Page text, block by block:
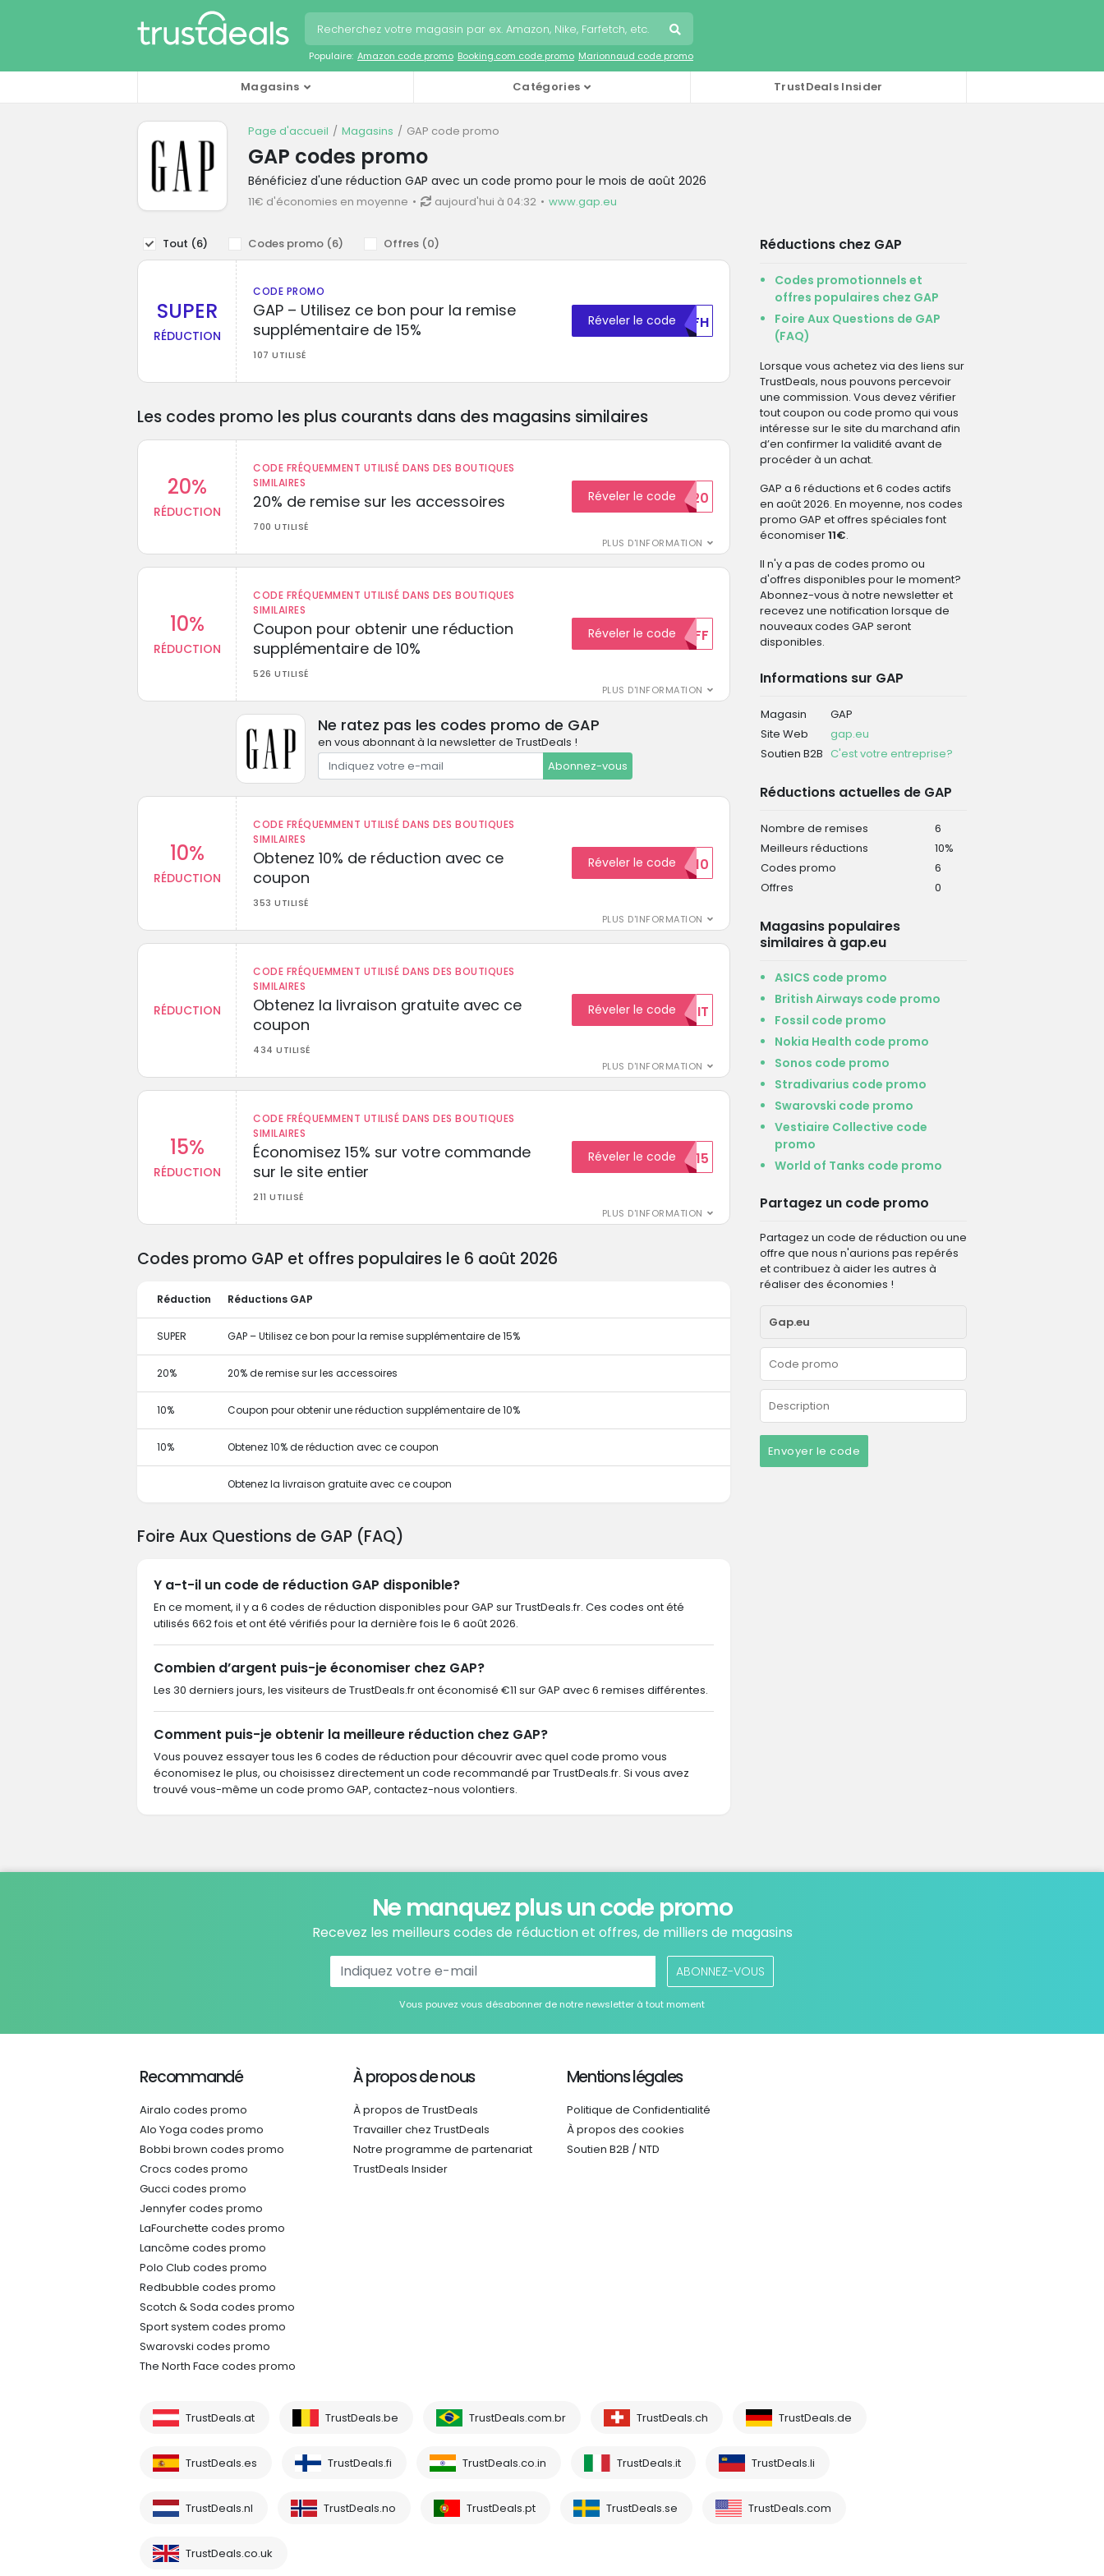
Populaire: Amazon code promo Booking.com code promo Marionnaud code promo
Magasins Catégories TrustDeals Insider
Page d'accueil Magasins GAP code promo
GAP codes promo
Bénéficiez d'une réduction GAP avec un code promo pour le mois de août 2026
11€ d'économies en moyenne aujourd'hui à 04:32 www.gap.eu
Tout (6) Codes promo (6) Offres (0)
SUPER
RÉDUCTION
CODE PROMO
GAP – Utilisez ce bon pour la remise
supplémentaire de 15%
107 UTILISÉ
Réveler le code UEFH
Les codes promo les plus courants dans des magasins similaires
20%
RÉDUCTION
CODE FRÉQUEMMENT UTILISÉ DANS DES BOUTIQUES
SIMILAIRES
20% de remise sur les accessoires
700 UTILISÉ
PLUS D'INFORMATION
Réveler le code
BIENVENUE20
10%
RÉDUCTION
CODE FRÉQUEMMENT UTILISÉ DANS DES BOUTIQUES
SIMILAIRES
Coupon pour obtenir une réduction
supplémentaire de 10%
526 UTILISÉ
PLUS D'INFORMATION
Réveler le code10%OFF
Ne ratez pas les codes promo de GAP
en vous abonnant à la newsletter de TrustDeals !
Abonnez-vous
10%
RÉDUCTION
CODE FRÉQUEMMENT UTILISÉ DANS DES BOUTIQUES
SIMILAIRES
Obtenez 10% de réduction avec ce
coupon
353 UTILISÉ
PLUS D'INFORMATION
Réveler le code
REDUCTION10
RÉDUCTION
CODE FRÉQUEMMENT UTILISÉ DANS DES BOUTIQUES
SIMILAIRES
Obtenez la livraison gratuite avec ce
coupon
434 UTILISÉ
PLUS D'INFORMATION
Réveler le codeGRATUIT
15%
RÉDUCTION
CODE FRÉQUEMMENT UTILISÉ DANS DES BOUTIQUES
SIMILAIRES
Économisez 15% sur votre commande
sur le site entier
211 UTILISÉ
PLUS D'INFORMATION
Réveler le codeECON15
Réductions chez GAP
Codes promotionnels et
offres populaires chez GAP
Foire Aux Questions de GAP
(FAQ)
Lorsque vous achetez via des liens sur
TrustDeals, nous pouvons percevoir
une commission. Vous devez vérifier
tout coupon ou code promo qui vous
intéresse sur le site du marchand afin
d’en confirmer la validité avant de
procéder à un achat.
GAP a 6 réductions et 6 codes actifs
en août 2026. En moyenne, nos codes
promo GAP et offres spéciales font
économiser11€.
Il n'y a pas de codes promo ou
d'offres disponibles pour le moment?
Abonnez-vous à notre newsletter et
recevez une notification lorsque de
nouveaux codes GAP seront
disponibles.
Informations sur GAP
Magasin
GAP
Site Web
gap.eu
Soutien B2B C'est votre entreprise?
Réductions actuelles de GAP
Nombre de remises
6
Meilleurs réductions
10%
Codes promo
6
Offres
0
Magasins populaires
similaires à gap.eu
ASICS code promo
British Airways code promo
Fossil code promo
Nokia Health code promo
Sonos code promo
Stradivarius code promo
Swarovski code promo
Vestiaire Collective code
promo
World of Tanks code promo
Partagez un code promo
Partagez un code de réduction ou une
offre que nous n'aurions pas repérés
et contribuez à aider les autres à
réaliser des économies !
Envoyer le code
Codes promo GAP et offres populaires le 6 août 2026
Réduction Réductions GAP
SUPER GAP – Utilisez ce bon pour la remise supplémentaire de 15%
20% 20% de remise sur les accessoires
10% Coupon pour obtenir une réduction supplémentaire de 10%
10% Obtenez 10% de réduction avec ce coupon
Obtenez la livraison gratuite avec ce coupon
Foire Aux Questions de GAP (FAQ)
Y a-t-il un code de réduction GAP disponible?
En ce moment, il y a 6 codes de réduction disponibles pour GAP sur TrustDeals.fr. Ces codes ont été
utilisés 662 fois et ont été vérifiés pour la dernière fois le 6 août 2026.
Combien d’argent puis-je économiser chez GAP?
Les 30 derniers jours, les visiteurs de TrustDeals.fr ont économisé €11 sur GAP avec 6 remises différentes.
Comment puis-je obtenir la meilleure réduction chez GAP?
Vous pouvez essayer tous les 6 codes de réduction pour découvrir avec quel code promo vous
économisez le plus, ou choisissez directement un code recommandé par TrustDeals.fr. Si vous avez
trouvé vous-même un code promo GAP, contactez-nous volontiers.
Ne manquez plus un code promo
Recevez les meilleurs codes de réduction et offres, de milliers de magasins
ABONNEZ-VOUS
Vous pouvez vous désabonner de notre newsletter à tout moment
Recommandé
Airalo codes promo
Alo Yoga codes promo
Bobbi brown codes promo
Crocs codes promo
Gucci codes promo
Jennyfer codes promo
LaFourchette codes promo
Lancôme codes promo
Polo Club codes promo
Redbubble codes promo
Scotch & Soda codes promo
Sport system codes promo
Swarovski codes promo
The North Face codes promo
À propos de nous
À propos de TrustDeals
Travailler chez TrustDeals
Notre programme de partenariat
TrustDeals Insider
Mentions légales
Politique de Confidentialité
À propos des cookies
Soutien B2B / NTD
TrustDeals.at TrustDeals.be TrustDeals.com.br TrustDeals.ch TrustDeals.de
TrustDeals.es TrustDeals.fi TrustDeals.co.in TrustDeals.it TrustDeals.li
TrustDeals.nl TrustDeals.no TrustDeals.pt TrustDeals.se TrustDeals.com
TrustDeals.co.uk